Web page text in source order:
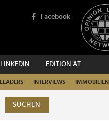
Facebook
LINKEDIN EDITION AT
LEADERS INTERVIEWS IMMOBILIEN
SUCHEN